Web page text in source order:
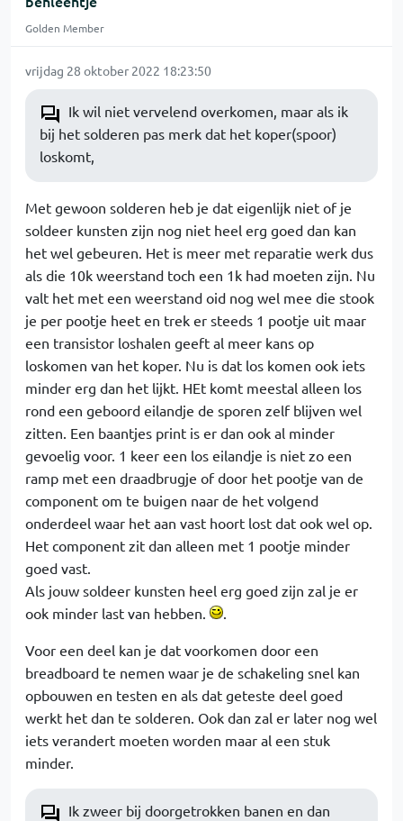
Golden Member
vrijdag 28 oktober 2022 18:23:50
Ik wil niet vervelend overkomen, maar als ik
bij het solderen pas merk dat het koper(spoor)
loskomt,
Met gewoon solderen heb je dat eigenlijk niet of je
soldeer kunsten zijn nog niet heel erg goed dan kan
het wel gebeuren. Het is meer met reparatie werk dus
als die 10k weerstand toch een 1k had moeten zijn. Nu
valt het met een weerstand oid nog wel mee die stook
je per pootje heet en trek er steeds 1 pootje uit maar
een transistor loshalen geeft al meer kans op
loskomen van het koper. Nu is dat los komen ook iets
minder erg dan het lijkt. HEt komt meestal alleen los
rond een geboord eilandje de sporen zelf blijven wel
zitten. Een baantjes print is er dan ook al minder
gevoelig voor. 1 keer een los eilandje is niet zo een
ramp met een draadbrugje of door het pootje van de
component om te buigen naar de het volgend
onderdeel waar het aan vast hoort lost dat ook wel op.
Het component zit dan alleen met 1 pootje minder
goed vast.
Als jouw soldeer kunsten heel erg goed zijn zal je er
ook minder last van hebben.
.
Voor een deel kan je dat voorkomen door een
breadboard te nemen waar je de schakeling snel kan
opbouwen en testen en als dat geteste deel goed
werkt het dan te solderen. Ook dan zal er later nog wel
iets verandert moeten worden maar al een stuk
minder.
Ik zweer bij doorgetrokken banen en dan